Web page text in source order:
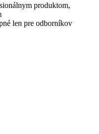
produktom,
len pre odborníkov